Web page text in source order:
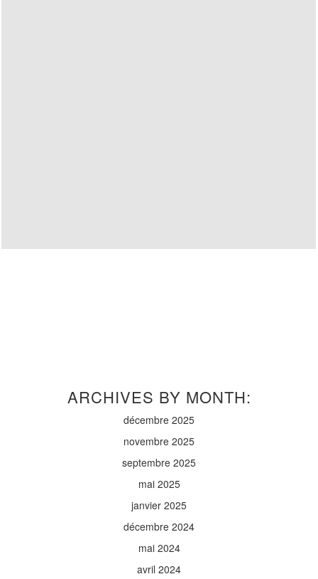
ARCHIVES BY MONTH:
décembre 2025
novembre 2025
septembre 2025
mai 2025
janvier 2025
décembre 2024
mai 2024
avril 2024